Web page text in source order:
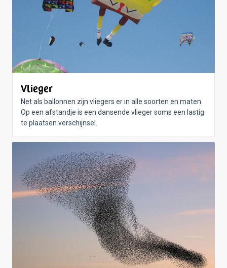
Vlieger
Net als ballonnen zijn vliegers er in alle soorten en maten.
Op een afstandje is een dansende vlieger soms een lastig
te plaatsen verschijnsel.